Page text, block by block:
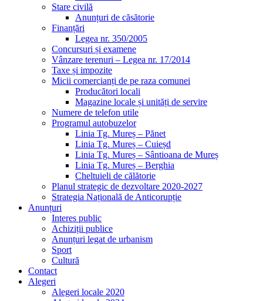
Stare civilă
Anunțuri de căsătorie
Finanțări
Legea nr. 350/2005
Concursuri și examene
Vânzare terenuri – Legea nr. 17/2014
Taxe și impozite
Micii comercianți de pe raza comunei
Producători locali
Magazine locale și unități de servire
Numere de telefon utile
Programul autobuzelor
Linia Tg. Mureș – Pănet
Linia Tg. Mureș – Cuieșd
Linia Tg. Mureș – Sântioana de Mureș
Linia Tg. Mureș – Berghia
Cheltuieli de călătorie
Planul strategic de dezvoltare 2020-2027
Strategia Națională de Anticorupție
Anunțuri
Interes public
Achiziții publice
Anunțuri legat de urbanism
Sport
Cultură
Contact
Alegeri
Alegeri locale 2020